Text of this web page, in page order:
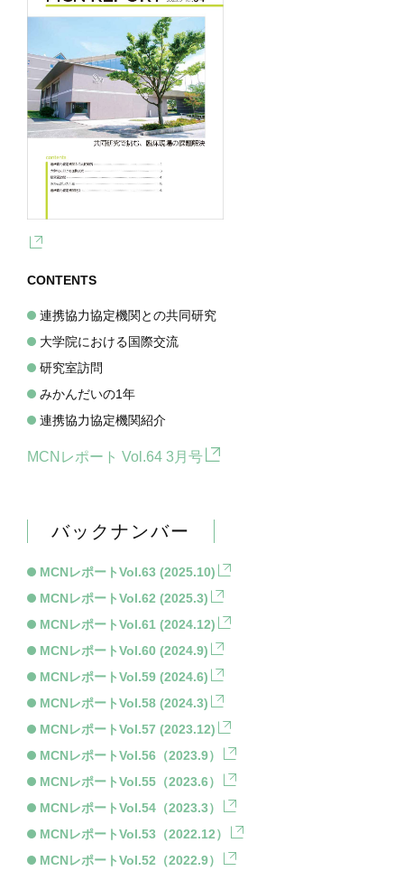
CONTENTS
連携協力協定機関との共同研究
大学院における国際交流
研究室訪問
みかんだいの1年
連携協力協定機関紹介
MCNレポート Vol.64 3月号
バックナンバー
MCNレポートVol.63 (2025.10)
MCNレポートVol.62 (2025.3)
MCNレポートVol.61 (2024.12)
MCNレポートVol.60 (2024.9)
MCNレポートVol.59 (2024.6)
MCNレポートVol.58 (2024.3)
MCNレポートVol.57 (2023.12)
MCNレポートVol.56（2023.9）
MCNレポートVol.55（2023.6）
MCNレポートVol.54（2023.3）
MCNレポートVol.53（2022.12）
MCNレポートVol.52（2022.9）